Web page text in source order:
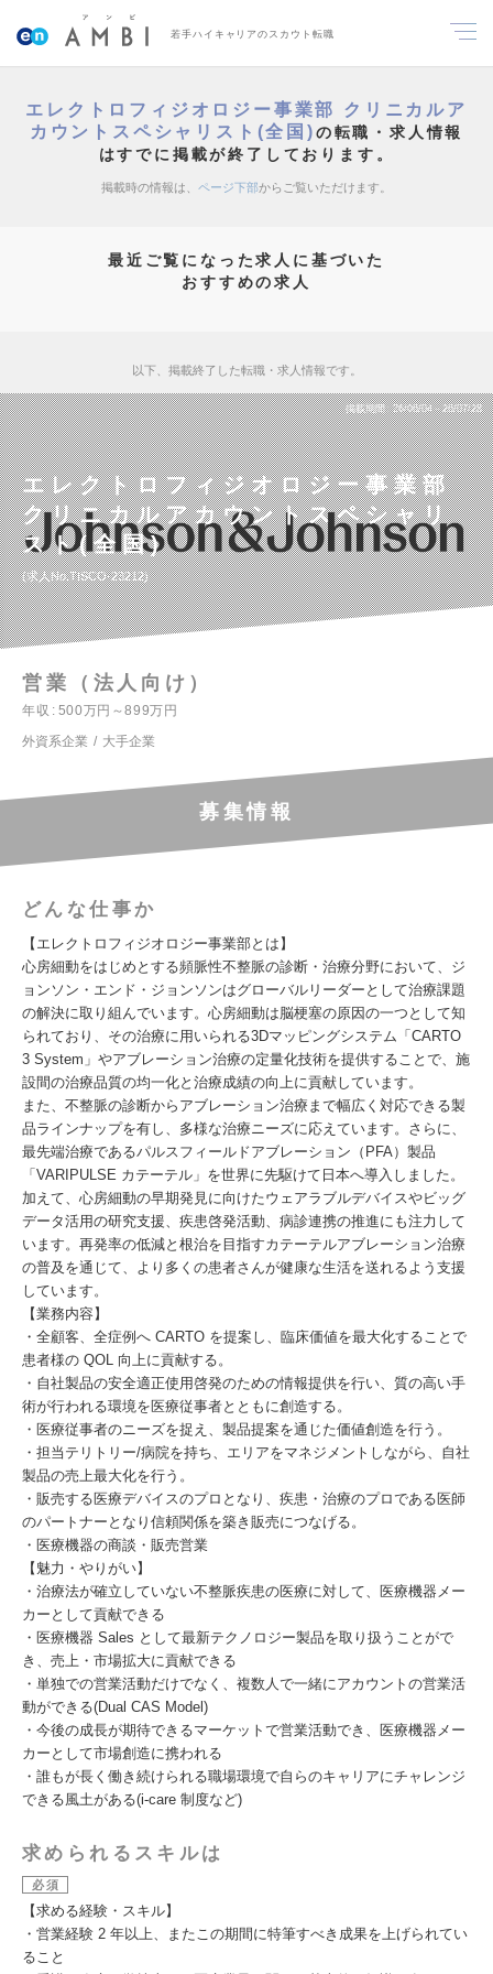
若手ハイキャリアのスカウト転職
エレクトロフィジオロジー事業部 クリニカルア
カウントスペシャリスト(全国)の転職・求人情報
はすでに掲載が終了しております。
掲載時の情報は、 ページ下部からご覧いただけます。
最近ご覧になった求人に基づいた
おすすめの求人
以下、掲載終了した転職・求人情報です。
掲載期間 26/06/04～26/07/28
エレクトロフィジオロジー事業部
クリニカルアカウントスペシャリ
スト(全国)
求人No.TISCO-23212
営業（法人向け）
年収
500万円～899万円
外資系企業
大手企業
募集情報
どんな仕事か
【エレクトロフィジオロジー事業部とは】
心房細動をはじめとする頻脈性不整脈の診断・治療分野において、ジ
ョンソン・エンド・ジョンソンはグローバルリーダーとして治療課題
の解決に取り組んでいます。心房細動は脳梗塞の原因の一つとして知
られており、その治療に用いられる3Dマッピングシステム「CARTO
3 System」やアブレーション治療の定量化技術を提供することで、施
設間の治療品質の均一化と治療成績の向上に貢献しています。
また、不整脈の診断からアブレーション治療まで幅広く対応できる製
品ラインナップを有し、多様な治療ニーズに応えています。さらに、
最先端治療であるパルスフィールドアブレーション（PFA）製品
「VARIPULSE カテーテル」を世界に先駆けて日本へ導入しました。
加えて、心房細動の早期発見に向けたウェアラブルデバイスやビッグ
データ活用の研究支援、疾患啓発活動、病診連携の推進にも注力して
います。再発率の低減と根治を目指すカテーテルアブレーション治療
の普及を通じて、より多くの患者さんが健康な生活を送れるよう支援
しています。
【業務内容】
・全顧客、全症例へ CARTO を提案し、臨床価値を最大化することで
患者様の QOL 向上に貢献する。
・自社製品の安全適正使用啓発のための情報提供を行い、質の高い手
術が行われる環境を医療従事者とともに創造する。
・医療従事者のニーズを捉え、製品提案を通じた価値創造を行う。
・担当テリトリー/病院を持ち、エリアをマネジメントしながら、自社
製品の売上最大化を行う。
・販売する医療デバイスのプロとなり、疾患・治療のプロである医師
のパートナーとなり信頼関係を築き販売につなげる。
・医療機器の商談・販売営業
【魅力・やりがい】
・治療法が確立していない不整脈疾患の医療に対して、医療機器メー
カーとして貢献できる
・医療機器 Sales として最新テクノロジー製品を取り扱うことがで
き、売上・市場拡大に貢献できる
・単独での営業活動だけでなく、複数人で一緒にアカウントの営業活
動ができる(Dual CAS Model)
・今後の成長が期待できるマーケットで営業活動でき、医療機器メー
カーとして市場創造に携われる
・誰もが長く働き続けられる職場環境で自らのキャリアにチャレンジ
できる風土がある(i-care 制度など)
求められるスキルは
必須
【求める経験・スキル】
・営業経験 2 年以上、またこの期間に特筆すべき成果を上げられてい
ること